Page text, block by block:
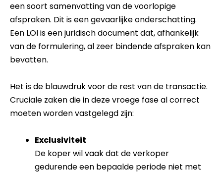
een soort samenvatting van de voorlopige
afspraken. Dit is een gevaarlijke onderschatting.
Een LOI is een juridisch document dat, afhankelijk
van de formulering, al zeer bindende afspraken kan
bevatten.
Het is de blauwdruk voor de rest van de transactie.
Cruciale zaken die in deze vroege fase al correct
moeten worden vastgelegd zijn:
Exclusiviteit
De koper wil vaak dat de verkoper
gedurende een bepaalde periode niet met